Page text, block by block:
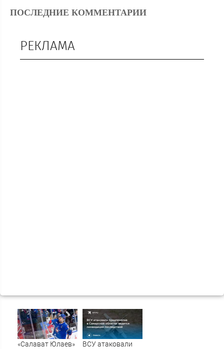
ПОСЛЕДНИЕ КОММЕНТАРИИ
РЕКЛАМА
«Салават Юлаев»
ВСУ атаковали